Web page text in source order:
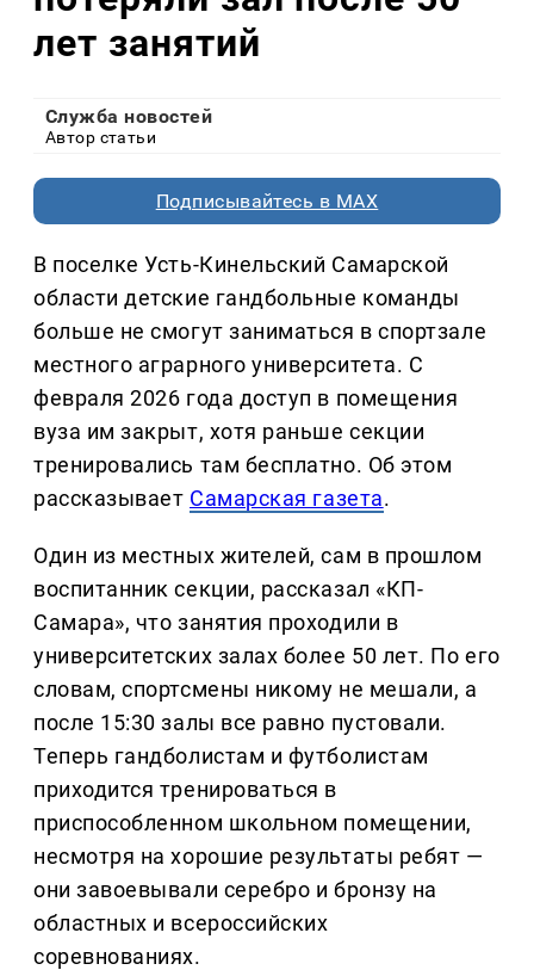
лет занятий
Служба новостей
Автор статьи
Подписывайтесь в MAX
В поселке Усть-Кинельский Самарской
области детские гандбольные команды
больше не смогут заниматься в спортзале
местного аграрного университета. С
февраля 2026 года доступ в помещения
вуза им закрыт, хотя раньше секции
тренировались там бесплатно. Об этом
рассказывает Самарская газета.
Один из местных жителей, сам в прошлом
воспитанник секции, рассказал «КП-
Самара», что занятия проходили в
университетских залах более 50 лет. По его
словам, спортсмены никому не мешали, а
после 15:30 залы все равно пустовали.
Теперь гандболистам и футболистам
приходится тренироваться в
приспособленном школьном помещении,
несмотря на хорошие результаты ребят —
они завоевывали серебро и бронзу на
областных и всероссийских
соревнованиях.